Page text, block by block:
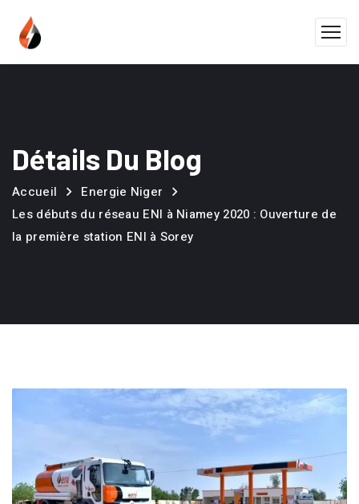
Détails Du Blog
Accueil
Energie Niger
Les débuts du réseau ENI à Niamey 2020 : Ouverture de
la première station ENI à Sorey